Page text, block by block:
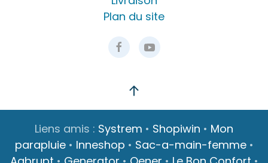
Plan du site
Liens amis : Systrem • Shopiwin • Mon
parapluie• Inneshop • Sac-a-main-femme•